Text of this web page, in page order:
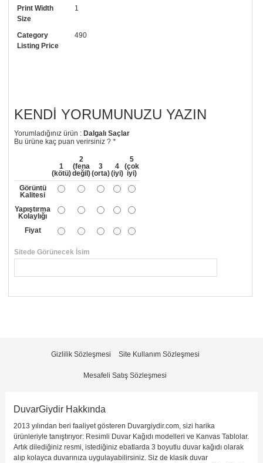
• Görselde düzenleme yaptırmak istiyorsanız yine bize telefon
numaramızdan ulaşabilirsiniz.
Print Width
Size
1
Category
Listing Price
490
KENDI YORUMUNUZU YAZIN
Yorumladığınız ürün : Dalgalı Saçlar
Bu ürüne kaç puan verirsiniz ?*
1
(kötü)
2
(fena
değil)
3
(orta)
4
(iyi)
5
(çok
iyi)
Görüntü
Kalitesi
Yapıştırma
Kolaylığı
Fiyat
Sitede Görünecek İsim
Yorumu Gönder
Gizlilik Sözleşmesi Site Kullanım Sözleşmesi
Mesafeli Satış Sözleşmesi
DuvarGiydir Hakkında
2013 yılından beri faaliyet gösteren Duvargiydir.com, sizi harika
ürünleriyle tanıştırıyor: Resimli Duvar Kağıdı modelleri ve Kanvas Tablolar.
Artık dilediğiniz resmi, istediğiniz ebatlarda 3 boyutlu duvar kağıdı olarak
alıp kolayca duvarınıza uygulayabilirsiniz. Siz de klasik duvar